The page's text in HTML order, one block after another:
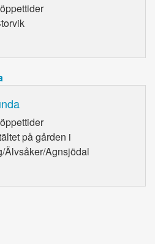
på gården i
Älvsåker/Agnsjödal